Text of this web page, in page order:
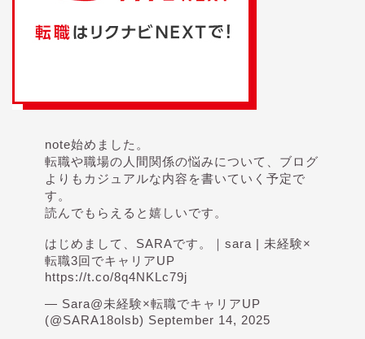
note始めました。
転職や職場の人間関係の悩みについて、ブログ
よりもカジュアルな内容を書いていく予定で
す。
読んでもらえると嬉しいです。
はじめまして、SARAです。｜sara | 未経験×
転職3回でキャリアUP
https://t.co/8q4NKLc79j
— Sara@未経験×転職でキャリアUP
(@SARA18olsb) September 14, 2025